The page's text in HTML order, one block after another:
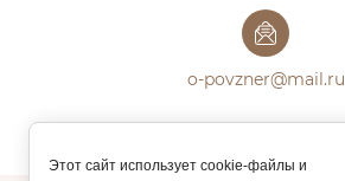
o-povzner@mail.ru
Этот сайт использует cookie-файлы и